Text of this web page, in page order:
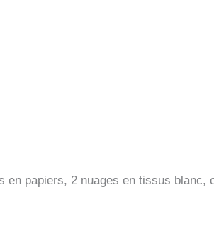
papiers, 2 nuages en tissus blanc,